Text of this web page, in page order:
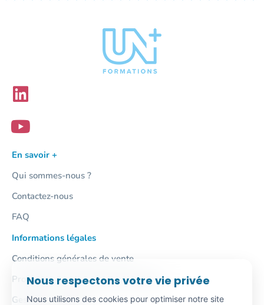
En savoir +
Qui sommes-nous ?
Contactez-nous
FAQ
Informations légales
Conditions générales de vente
Protection des données personnelles
Gestion des cookies
Nous respectons votre vie privée
Nous utilisons des cookies pour optimiser notre site